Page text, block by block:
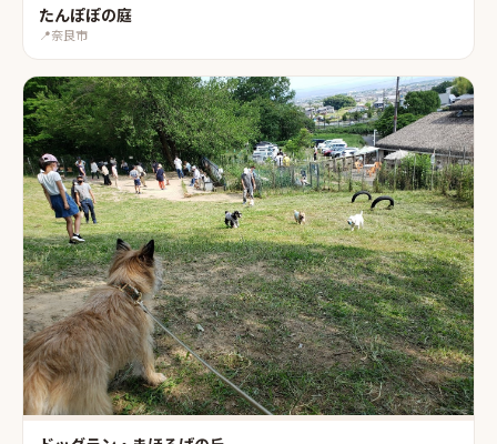
たんぽぽの庭
📍奈良市